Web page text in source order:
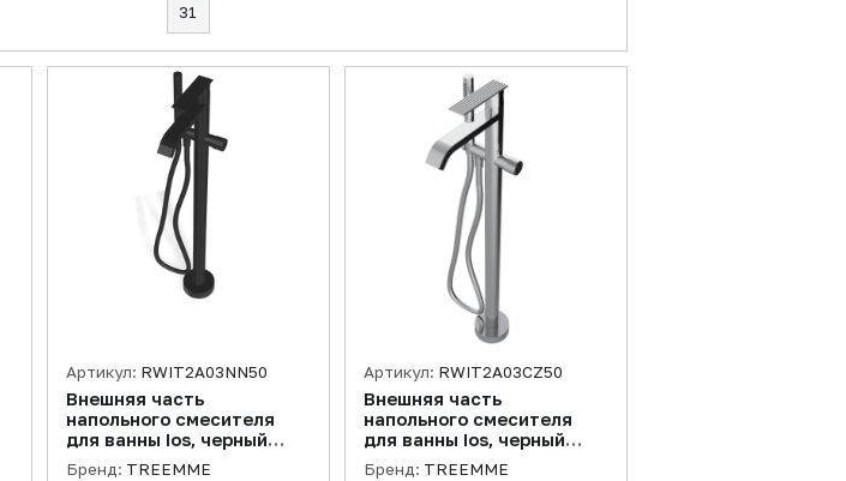
31
Артикул: RWIT2A03NN50
Внешняя часть
напольного смесителя
для ванны Ios, черный
матовый
Бренд: TREEMME
Артикул: RWIT2A03CZ50
Внешняя часть
напольного смесителя
для ванны Ios, черный
хром брашированный
Бренд: TREEMME